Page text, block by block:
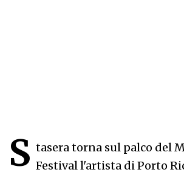
S tasera torna sul palco del
Festival l'artista di Porto